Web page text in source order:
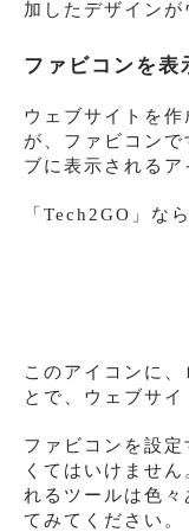
加したデザインが
ファビコンを表
ウェブサイトを
が、ファビコン
ブに表示されるア
「Tech2GO」な
このアイコンに
とで、ウェブサ
ファビコンを設
くてはいけませ
れるツールは色
てみてください。